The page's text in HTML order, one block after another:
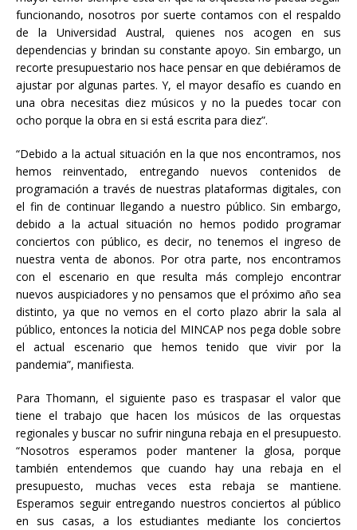
funcionando, nosotros por suerte contamos con el respaldo
de la Universidad Austral, quienes nos acogen en sus
dependencias y brindan su constante apoyo. Sin embargo, un
recorte presupuestario nos hace pensar en que debiéramos de
ajustar por algunas partes. Y, el mayor desafío es cuando en
una obra necesitas diez músicos y no la puedes tocar con
ocho porque la obra en si está escrita para diez”.
“Debido a la actual situación en la que nos encontramos, nos
hemos reinventado, entregando nuevos contenidos de
programación a través de nuestras plataformas digitales, con
el fin de continuar llegando a nuestro público. Sin embargo,
debido a la actual situación no hemos podido programar
conciertos con público, es decir, no tenemos el ingreso de
nuestra venta de abonos. Por otra parte, nos encontramos
con el escenario en que resulta más complejo encontrar
nuevos auspiciadores y no pensamos que el próximo año sea
distinto, ya que no vemos en el corto plazo abrir la sala al
público, entonces la noticia del MINCAP nos pega doble sobre
el actual escenario que hemos tenido que vivir por la
pandemia”, manifiesta.
Para Thomann, el siguiente paso es traspasar el valor que
tiene el trabajo que hacen los músicos de las orquestas
regionales y buscar no sufrir ninguna rebaja en el presupuesto.
“Nosotros esperamos poder mantener la glosa, porque
también entendemos que cuando hay una rebaja en el
presupuesto, muchas veces esta rebaja se mantiene.
Esperamos seguir entregando nuestros conciertos al público
en sus casas, a los estudiantes mediante los conciertos